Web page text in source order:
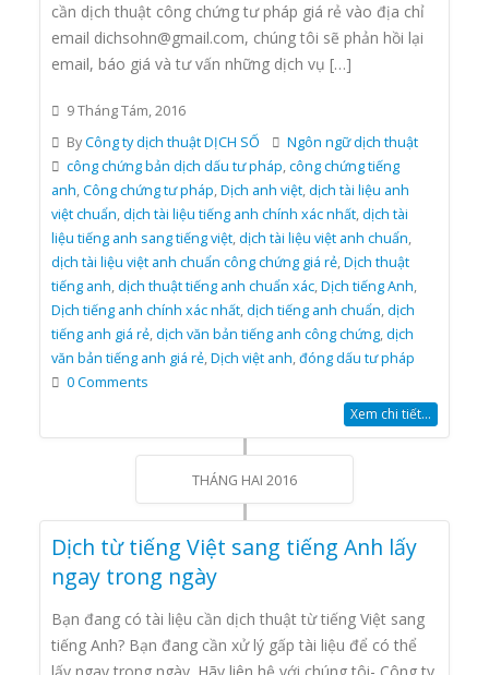
cần dịch thuật công chứng tư pháp giá rẻ vào địa chỉ
email dichsohn@gmail.com, chúng tôi sẽ phản hồi lại
email, báo giá và tư vấn những dịch vụ […]
9 Tháng Tám, 2016
ByCông ty dịch thuật DỊCH SỐ
Ngôn ngữ dịch thuật
công chứng bản dịch dấu tư pháp,công chứng tiếng
anh,Công chứng tư pháp,Dịch anh việt,dịch tài liệu anh
việt chuẩn,dịch tài liệu tiếng anh chính xác nhất,dịch tài
liệu tiếng anh sang tiếng việt,dịch tài liệu việt anh chuẩn,
dịch tài liệu việt anh chuẩn công chứng giá rẻ,Dịch thuật
tiếng anh,dịch thuật tiếng anh chuẩn xác,Dịch tiếng Anh,
Dịch tiếng anh chính xác nhất,dịch tiếng anh chuẩn,dịch
tiếng anh giá rẻ,dịch văn bản tiếng anh công chứng,dịch
văn bản tiếng anh giá rẻ,Dịch việt anh,đóng dấu tư pháp
0 Comments
Xem chi tiết...
THÁNG HAI 2016
Dịch từ tiếng Việt sang tiếng Anh lấy
ngay trong ngày
Bạn đang có tài liệu cần dịch thuật từ tiếng Việt sang
tiếng Anh? Bạn đang cần xử lý gấp tài liệu để có thể